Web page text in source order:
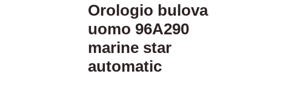
Orologio bulova
uomo 96A290
marine star
automatic